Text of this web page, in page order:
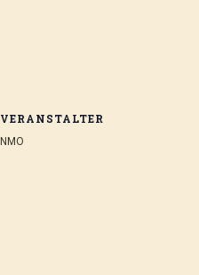
VERANSTALTER
NMO